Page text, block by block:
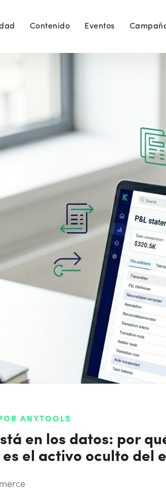
Contenido Eventos
ANYTOOLS
en los datos: por
el activo oculto del